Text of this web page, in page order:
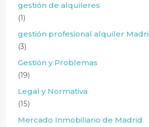
gestión de alquileres
(1)
gestión profesional alquiler
(3)
Gestión y Problemas
(19)
Legal y Normativa
(15)
Mercado Inmobiliario de Madrid